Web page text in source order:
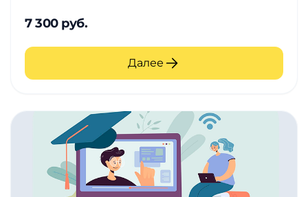
7 300 руб.
Далее